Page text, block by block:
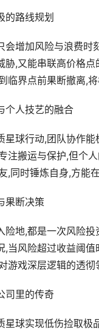
的路线规划
会增加风险与浪费时
胁,又能串联高价格
临界点前果断撤离,
个人技艺的融合
星球行动,团队协作
注搬运与保护,但个
,同时锤炼自身,方能
果断决策
险地,都是一次风险
,当风险超过收益阈
游戏深层逻辑的透彻
司里的传奇
星球实现低伤捡取极